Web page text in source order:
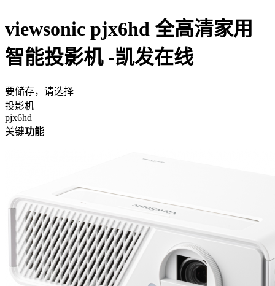
viewsonic pjx6hd 全高清家用
智能投影机 -凯发在线
要储存，请选择
投影机
pjx6hd
关键功能